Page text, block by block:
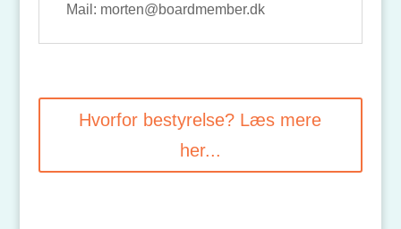
Mail: morten@boardmember.dk
Hvorfor bestyrelse? Læs mere
her...